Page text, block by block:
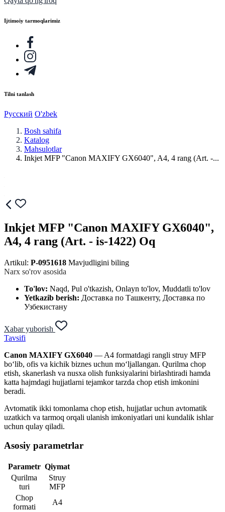
Ijtimoiy tarmoqlarimiz
Tilni tanlash
Русский O'zbek
Bosh sahifa
Katalog
Mahsulotlar
Inkjet MFP "Canon MAXIFY GX6040", A4, 4 rang (Art. -...
Inkjet MFP "Canon MAXIFY GX6040",
A4, 4 rang (Art. - is-1422) Oq
Artikul: P-0951618 Mavjudligini biling
Narx so'rov asosida
To'lov: Naqd, Pul o'tkazish, Onlayn to'lov, Muddatli to'lov
Yetkazib berish: Доставка по Ташкенту, Доставка по
Узбекистану
Xabar yuborish
Tavsifi
Canon MAXIFY GX6040 — A4 formatdagi rangli struy MFP
bo‘lib, ofis va kichik biznes uchun mo‘ljallangan. Qurilma chop
etish, skanerlash va nusxa olish funksiyalarini birlashtiradi hamda
katta hajmdagi hujjatlarni tejamkor tarzda chop etish imkonini
beradi.
Avtomatik ikki tomonlama chop etish, hujjatlar uchun avtomatik
uzatkich va tarmoq orqali ulanish imkoniyatlari uni kundalik ishlar
uchun qulay qiladi.
Asosiy parametrlar
Parametr Qiymat
Qurilma
turi
Struy
MFP
Chop
formati
A4